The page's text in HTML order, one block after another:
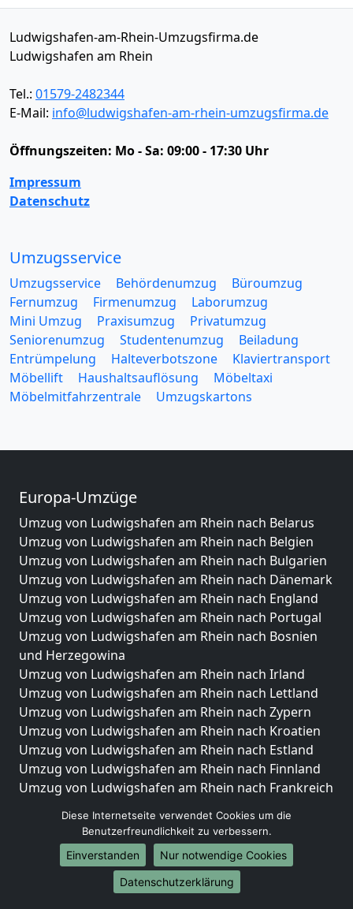
Ludwigshafen-am-Rhein-Umzugsfirma.de
Ludwigshafen am Rhein
Tel.: 01579-2482344
E-Mail: info@ludwigshafen-am-rhein-umzugsfirma.de
Öffnungszeiten: Mo - Sa: 09:00 - 17:30 Uhr
Impressum
Datenschutz
Umzugsservice
Umzugsservice Behördenumzug
Büroumzug
Fernumzug
Firmenumzug
Laborumzug
Mini Umzug
Praxisumzug
Privatumzug
Seniorenumzug
Studentenumzug
Beiladung
Entrümpelung
Halteverbotszone
Klaviertransport
Möbellift
Haushaltsauflösung
Möbeltaxi
Möbelmitfahrzentrale
Umzugskartons
Europa-Umzüge
Umzug von Ludwigshafen am Rhein nach Belarus
Umzug von Ludwigshafen am Rhein nach Belgien
Umzug von Ludwigshafen am Rhein nach Bulgarien
Umzug von Ludwigshafen am Rhein nach Dänemark
Umzug von Ludwigshafen am Rhein nach England
Umzug von Ludwigshafen am Rhein nach Portugal
Umzug von Ludwigshafen am Rhein nach Bosnien
und Herzegowina
Umzug von Ludwigshafen am Rhein nach Irland
Umzug von Ludwigshafen am Rhein nach Lettland
Umzug von Ludwigshafen am Rhein nach Zypern
Umzug von Ludwigshafen am Rhein nach Kroatien
Umzug von Ludwigshafen am Rhein nach Estland
Umzug von Ludwigshafen am Rhein nach Finnland
Umzug von Ludwigshafen am Rhein nach Frankreich
Griechenland
Umzug von Ludwigshafen am Rhein nach Italien
Umzug von Ludwigshafen am Rhein nach
Diese Internetseite verwendet Cookies um die
Benutzerfreundlichkeit zu verbessern.
Einverstanden
Nur notwendige Cookies
Datenschutzerklärung